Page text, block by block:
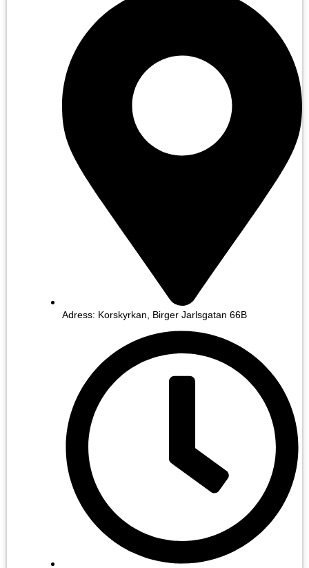
Adress: Korskyrkan, Birger Jarlsgatan 66B